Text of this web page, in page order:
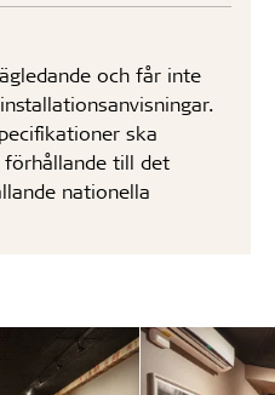
och får inte
ska
till det
nationella